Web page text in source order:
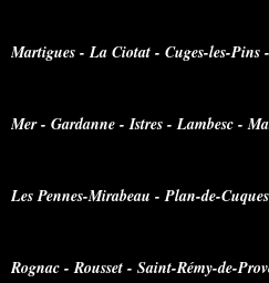
Martigues - La Ciotat - Cuges-les-Pins
Mer - Gardanne - Istres - Lambesc -
Les Pennes-Mirabeau - Plan-de-
Rognac - Rousset - Saint-Rémy-de-